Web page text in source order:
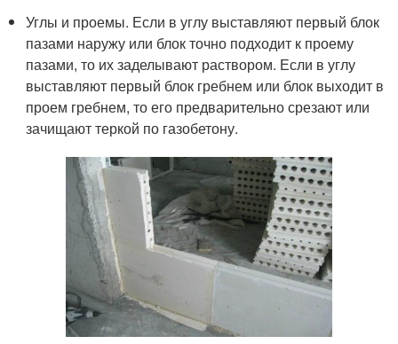
Углы и проемы. Если в углу выставляют первый блок
пазами наружу или блок точно подходит к проему
пазами, то их заделывают раствором. Если в углу
выставляют первый блок гребнем или блок выходит в
проем гребнем, то его предварительно срезают или
зачищают теркой по газобетону.